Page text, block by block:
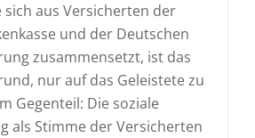
sich aus Versicherten der
und der Deutschen
zusammensetzt, ist das
nur auf das Geleistete zu
Gegenteil: Die soziale
als Stimme der Versicherten